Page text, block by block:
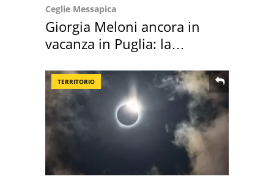
Ceglie Messapica
Giorgia Meloni ancora in
vacanza in Puglia: la
TERRITORIO